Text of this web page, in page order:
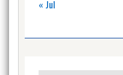
« Jul